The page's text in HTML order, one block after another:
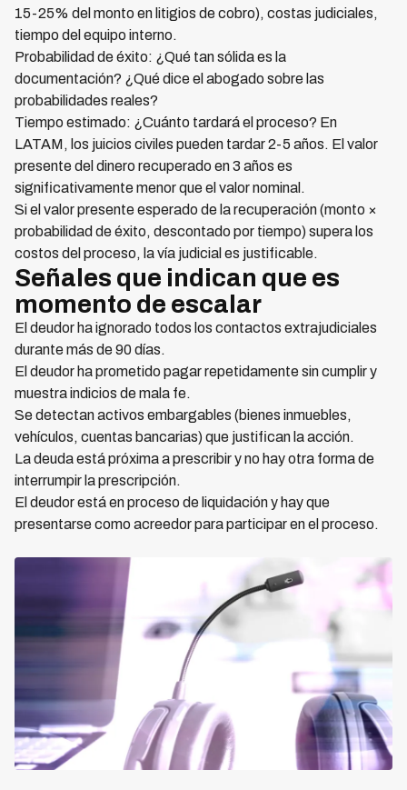
15-25% del monto en litigios de cobro), costas judiciales,
tiempo del equipo interno.
Probabilidad de éxito: ¿Qué tan sólida es la
documentación? ¿Qué dice el abogado sobre las
probabilidades reales?
Tiempo estimado: ¿Cuánto tardará el proceso? En
LATAM, los juicios civiles pueden tardar 2-5 años. El valor
presente del dinero recuperado en 3 años es
significativamente menor que el valor nominal.
Si el valor presente esperado de la recuperación (monto ×
probabilidad de éxito, descontado por tiempo) supera los
costos del proceso, la vía judicial es justificable.
Señales que indican que es
momento de escalar
El deudor ha ignorado todos los contactos extrajudiciales
durante más de 90 días.
El deudor ha prometido pagar repetidamente sin cumplir y
muestra indicios de mala fe.
Se detectan activos embargables (bienes inmuebles,
vehículos, cuentas bancarias) que justifican la acción.
La deuda está próxima a prescribir y no hay otra forma de
interrumpir la prescripción.
El deudor está en proceso de liquidación y hay que
presentarse como acreedor para participar en el proceso.